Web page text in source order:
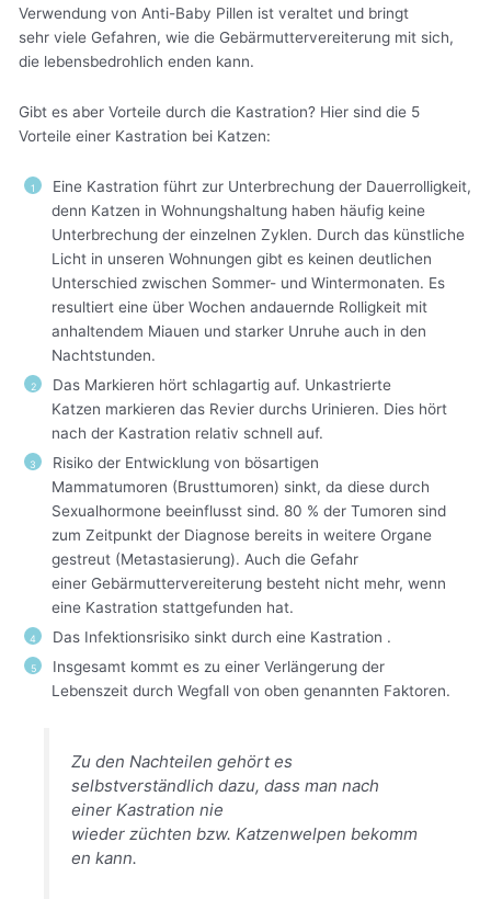
Verwendung von Anti-Baby Pillen ist veraltet und bringt
sehr viele Gefahren, wie die Gebärmuttervereiterung mit sich,
die lebensbedrohlich enden kann.
Gibt es aber Vorteile durch die Kastration? Hier sind die 5
Vorteile einer Kastration bei Katzen:
Eine Kastration führt zur Unterbrechung der Dauerrolligkeit,
denn Katzen in Wohnungshaltung haben häufig keine
Unterbrechung der einzelnen Zyklen. Durch das künstliche
Licht in unseren Wohnungen gibt es keinen deutlichen
Unterschied zwischen Sommer- und Wintermonaten. Es
resultiert eine über Wochen andauernde Rolligkeit mit
anhaltendem Miauen und starker Unruhe auch in den
Nachtstunden.
Das Markieren hört schlagartig auf. Unkastrierte
Katzen markieren das Revier durchs Urinieren. Dies hört
nach der Kastration relativ schnell auf.
Risiko der Entwicklung von bösartigen
Mammatumoren (Brusttumoren) sinkt, da diese durch
Sexualhormone beeinflusst sind. 80 % der Tumoren sind
zum Zeitpunkt der Diagnose bereits in weitere Organe
gestreut (Metastasierung). Auch die Gefahr
einer Gebärmuttervereiterung besteht nicht mehr, wenn
eine Kastration stattgefunden hat.
Das Infektionsrisiko sinkt durch eine Kastration .
Insgesamt kommt es zu einer Verlängerung der
Lebenszeit durch Wegfall von oben genannten Faktoren.
Zu den Nachteilen gehört es
selbstverständlich dazu, dass man nach
einer Kastration nie
wieder züchten bzw. Katzenwelpen bekomm
en kann.